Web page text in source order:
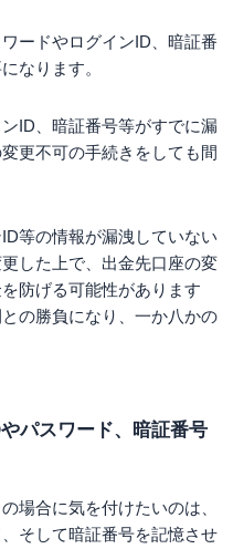
ードやログインID、暗証番
なります。
ID、暗証番号等がすでに漏
更不可の手続きをしても間
等の情報が漏洩していない
した上で、出金先口座の変
防げる可能性があります
の勝負になり、一か八かの
パスワード、暗証番号
場合に気を付けたいのは、
そして暗証番号を記憶させ